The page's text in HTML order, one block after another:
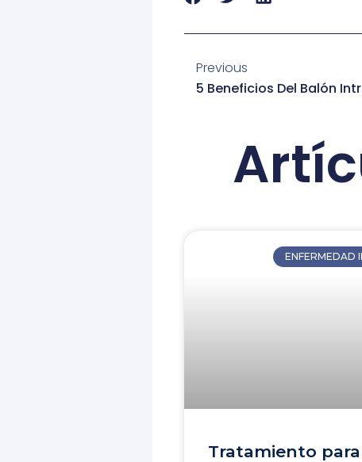
Previous
5 Beneficios Del Balón
ENFERMEDAD
Tratamiento